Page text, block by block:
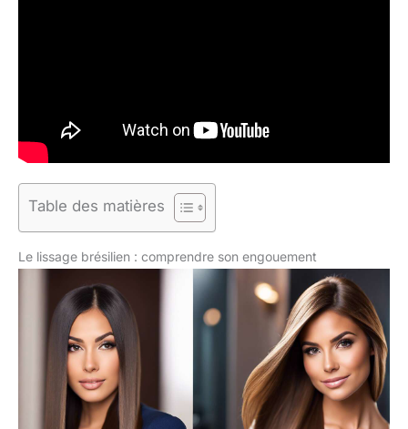
Table des matières
Le lissage brésilien : comprendre son engouement